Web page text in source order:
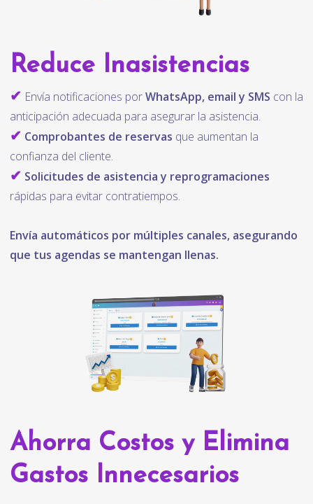
Reduce Inasistencias
✔ Envía notificaciones porWhatsApp, email y SMS con la
anticipación adecuada para asegurar la asistencia.
✔ Comprobantes de reservas que aumentan la
confianza del cliente.
✔ Solicitudes de asistencia y reprogramaciones
rápidas para evitar contratiempos.
Envía automáticos por múltiples canales, asegurando
que tus agendas se mantengan llenas.
Ahorra Costos y Elimina
Gastos Innecesarios